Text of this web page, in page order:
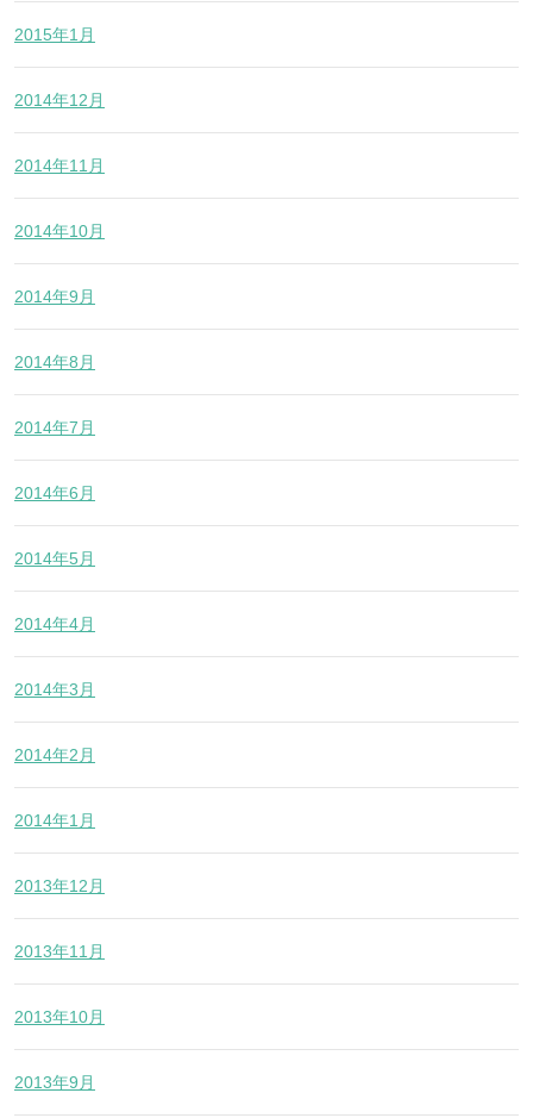
2015年1月
2014年12月
2014年11月
2014年10月
2014年9月
2014年8月
2014年7月
2014年6月
2014年5月
2014年4月
2014年3月
2014年2月
2014年1月
2013年12月
2013年11月
2013年10月
2013年9月